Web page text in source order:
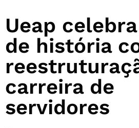
Ueap
de história
carreira de
servidores